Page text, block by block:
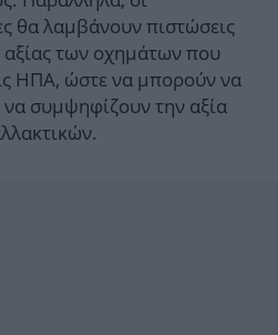
θα λαμβάνουν πιστώσεις
αξίας των οχημάτων που
ΗΠΑ, ώστε να μπορούν να
να συμψηφίζουν την αξία